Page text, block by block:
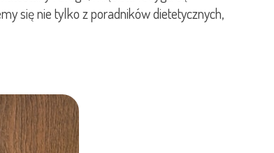
się nie tylko z poradników dietetycznych,